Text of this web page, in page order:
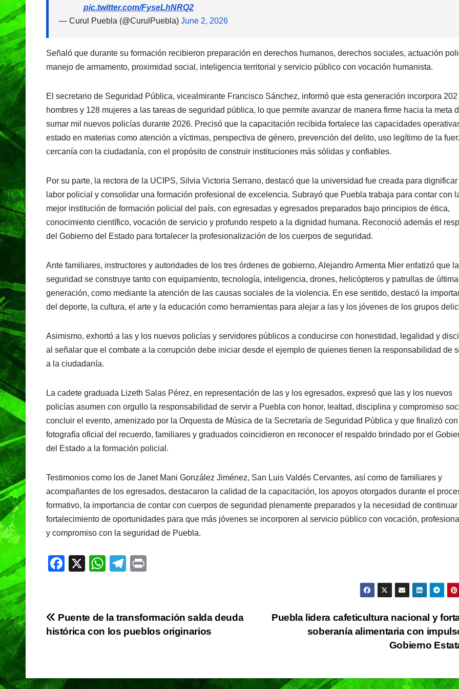
pic.twitter.com/FyseLhNRQ2
— Curul Puebla (@CurulPuebla) June 2, 2026
Señaló que durante su formación recibieron preparación en derechos humanos, derechos sociales, actuación
manejo de armamento, proximidad social, inteligencia territorial y servicio público con vocación humanista.
El secretario de Seguridad Pública, vicealmirante Francisco Sánchez, informó que esta generación incorpora 202
hombres y 128 mujeres a las tareas de seguridad pública, lo que permite avanzar de manera firme hacia la meta
sumar mil nuevos policías durante 2026. Precisó que la capacitación recibida fortalece las capacidades
estado en materias como atención a víctimas, perspectiva de género, prevención del delito, uso legítimo de la
cercanía con la ciudadanía, con el propósito de construir instituciones más sólidas y confiables.
Por su parte, la rectora de la UCIPS, Silvia Victoria Serrano, destacó que la universidad fue creada para dignificar
labor policial y consolidar una formación profesional de excelencia. Subrayó que Puebla trabaja para contar con
mejor institución de formación policial del país, con egresadas y egresados preparados bajo principios de ética,
conocimiento científico, vocación de servicio y profundo respeto a la dignidad humana. Reconoció además el
del Gobierno del Estado para fortalecer la profesionalización de los cuerpos de seguridad.
Ante familiares, instructores y autoridades de los tres órdenes de gobierno, Alejandro Armenta Mier enfatizó que la
seguridad se construye tanto con equipamiento, tecnología, inteligencia, drones, helicópteros y patrullas de última
generación, como mediante la atención de las causas sociales de la violencia. En ese sentido, destacó la
del deporte, la cultura, el arte y la educación como herramientas para alejar a las y los jóvenes de los grupos
Asimismo, exhortó a las y los nuevos policías y servidores públicos a conducirse con honestidad, legalidad y
al señalar que el combate a la corrupción debe iniciar desde el ejemplo de quienes tienen la responsabilidad de
a la ciudadanía.
La cadete graduada Lizeth Salas Pérez, en representación de las y los egresados, expresó que las y los nuevos
policías asumen con orgullo la responsabilidad de servir a Puebla con honor, lealtad, disciplina y compromiso
concluir el evento, amenizado por la Orquesta de Música de la Secretaría de Seguridad Pública y que finalizó con
fotografía oficial del recuerdo, familiares y graduados coincidieron en reconocer el respaldo brindado por el
del Estado a la formación policial.
Testimonios como los de Janet Mani González Jiménez, San Luis Valdés Cervantes, así como de familiares y
acompañantes de los egresados, destacaron la calidad de la capacitación, los apoyos otorgados durante el
formativo, la importancia de contar con cuerpos de seguridad plenamente preparados y la necesidad de continuar
fortalecimiento de oportunidades para que más jóvenes se incorporen al servicio público con vocación,
y compromiso con la seguridad de Puebla.
F
e
b
k
X
W
s
A
T
gr
a
Navegación
Puebla lidera cafeticultura nacional y
soberanía alimentaria con
Gobierno
Puente de la transformación salda deuda
histórica con los pueblos originarios
PORTADA TENDENCIA VIDA │ ESTILO
Café, el sabor
tradicional
que conquista
a los visitantes
de Ixtapa-
Zihuatanejo
04/08/2026 VERÓNICA
ANDRADE CRUZ
TENDENCIA
lanzan
30/07/2026
ANDRADE
NACIONAL PORTADA
Sheinbaum
invitación al
papa León XIV
para visitar
no hay fecha
definida
06/08/2026
REDACCIÓN
NACIONAL
de
06/08/2026
REDACCIÓN
CIUDAD DEPORTES
Concluye
REDACCIÓN
CIUDAD
sigue
la
REDACCIÓN